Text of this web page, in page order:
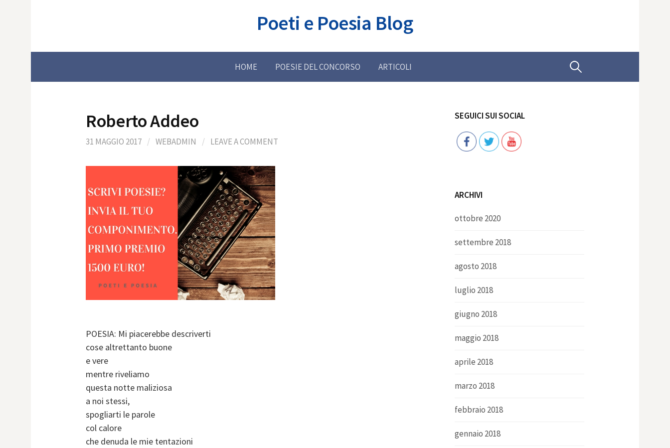
Poeti e Poesia Blog
HOME POESIE DEL CONCORSO ARTICOLI Ricerca
Roberto Addeo
31 MAGGIO 2017 / WEBADMIN / LEAVE A COMMENT
POESIA: Mi piacerebbe descriverti
cose altrettanto buone
e vere
mentre riveliamo
questa notte maliziosa
a noi stessi,
spogliarti le parole
col calore
che denuda le mie tentazioni
SEGUICI SUI SOCIAL
Follow
ARCHIVI
ottobre 2020
settembre 2018
agosto 2018
luglio 2018
giugno 2018
maggio 2018
aprile 2018
marzo 2018
febbraio 2018
gennaio 2018